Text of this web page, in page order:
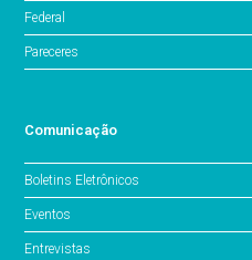
Federal
Pareceres
Comunicação
Boletins Eletrônicos
Eventos
Entrevistas